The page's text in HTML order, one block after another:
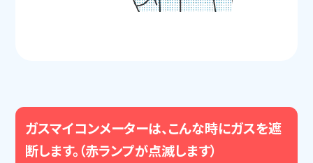
ガスマイコンメーターは、こんな時にガスを遮
断します。（赤ランプが点滅します）